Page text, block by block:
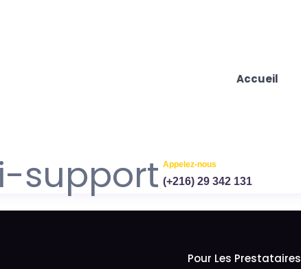
Accueil
Appelez-nous
(+216) 29 342 131
Pour Les Prestataires